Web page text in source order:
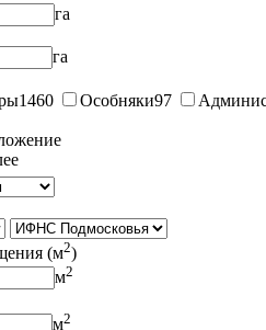
га
га
1460 Особняки97
(м2)
м2
м2